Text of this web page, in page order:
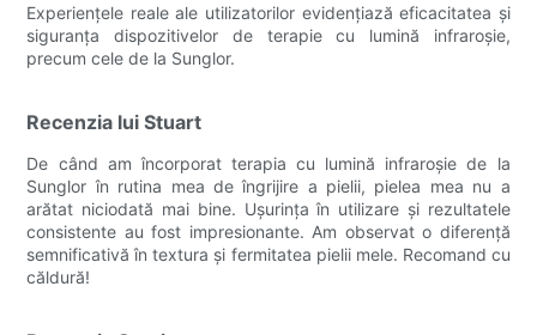
Experiențele reale ale utilizatorilor evidențiază eficacitatea și
siguranța dispozitivelor de terapie cu lumină infraroșie,
precum cele de la Sunglor.
Recenzia lui Stuart
De când am încorporat terapia cu lumină infraroșie de la
Sunglor în rutina mea de îngrijire a pielii, pielea mea nu a
arătat niciodată mai bine. Ușurința în utilizare și rezultatele
consistente au fost impresionante. Am observat o diferență
semnificativă în textura și fermitatea pielii mele. Recomand cu
căldură!